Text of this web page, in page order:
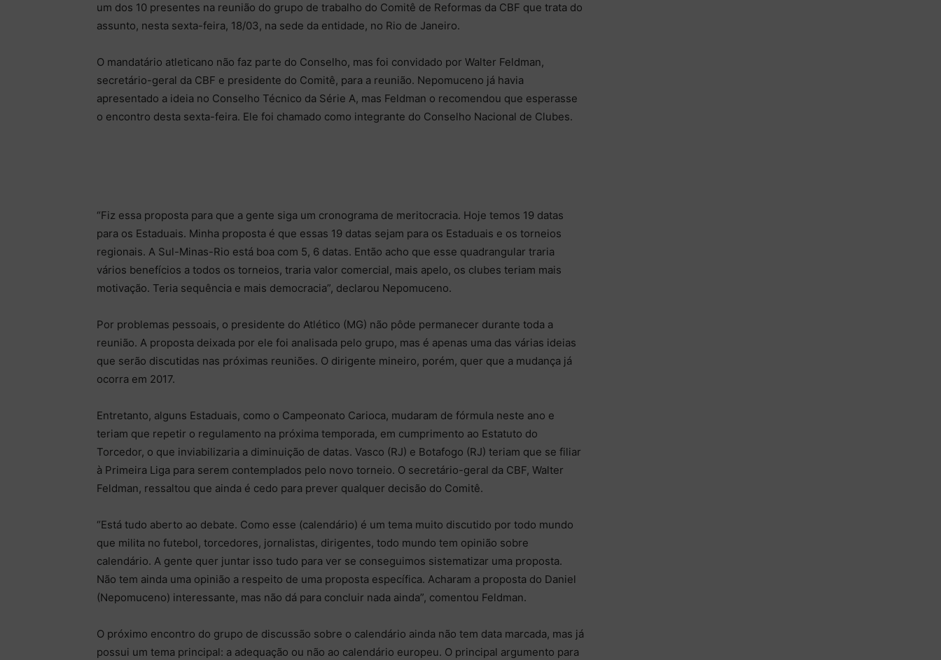
um dos 10 presentes na reunião do grupo de trabalho do Comitê de Reformas da CBF que trata do
assunto, nesta sexta-feira, 18/03, na sede da entidade, no Rio de Janeiro.
O mandatário atleticano não faz parte do Conselho, mas foi convidado por Walter Feldman,
secretário-geral da CBF e presidente do Comitê, para a reunião. Nepomuceno já havia
apresentado a ideia no Conselho Técnico da Série A, mas Feldman o recomendou que esperasse
o encontro desta sexta-feira. Ele foi chamado como integrante do Conselho Nacional de Clubes.
“Fiz essa proposta para que a gente siga um cronograma de meritocracia. Hoje temos 19 datas
para os Estaduais. Minha proposta é que essas 19 datas sejam para os Estaduais e os torneios
regionais. A Sul-Minas-Rio está boa com 5, 6 datas. Então acho que esse quadrangular traria
vários benefícios a todos os torneios, traria valor comercial, mais apelo, os clubes teriam mais
motivação. Teria sequência e mais democracia”, declarou Nepomuceno.
Por problemas pessoais, o presidente do Atlético (MG) não pôde permanecer durante toda a
reunião. A proposta deixada por ele foi analisada pelo grupo, mas é apenas uma das várias ideias
que serão discutidas nas próximas reuniões. O dirigente mineiro, porém, quer que a mudança já
ocorra em 2017.
Entretanto, alguns Estaduais, como o Campeonato Carioca, mudaram de fórmula neste ano e
teriam que repetir o regulamento na próxima temporada, em cumprimento ao Estatuto do
Torcedor, o que inviabilizaria a diminuição de datas. Vasco (RJ) e Botafogo (RJ) teriam que se filiar
à Primeira Liga para serem contemplados pelo novo torneio. O secretário-geral da CBF, Walter
Feldman, ressaltou que ainda é cedo para prever qualquer decisão do Comitê.
“Está tudo aberto ao debate. Como esse (calendário) é um tema muito discutido por todo mundo
que milita no futebol, torcedores, jornalistas, dirigentes, todo mundo tem opinião sobre
calendário. A gente quer juntar isso tudo para ver se conseguimos sistematizar uma proposta.
Não tem ainda uma opinião a respeito de uma proposta específica. Acharam a proposta do Daniel
(Nepomuceno) interessante, mas não dá para concluir nada ainda”, comentou Feldman.
O próximo encontro do grupo de discussão sobre o calendário ainda não tem data marcada, mas já
possui um tema principal: a adequação ou não ao calendário europeu. O principal argumento para